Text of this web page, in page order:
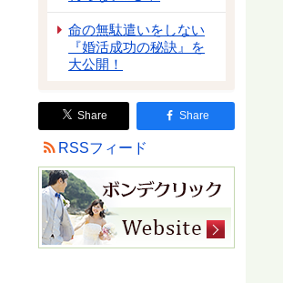
命の無駄遣いをしない
『婚活成功の秘訣』を
大公開！
Share Share
RSSフィード